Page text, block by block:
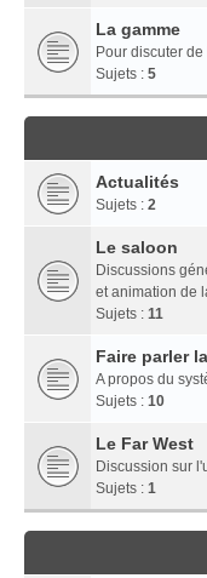
La gamme
Pour discuter
Sujets : 5
Actualités
Sujets : 2
Le saloon
Discussions
et animation de
Sujets : 11
Faire parler
A propos du
Sujets : 10
Le Far West
Discussion sur
Sujets : 1